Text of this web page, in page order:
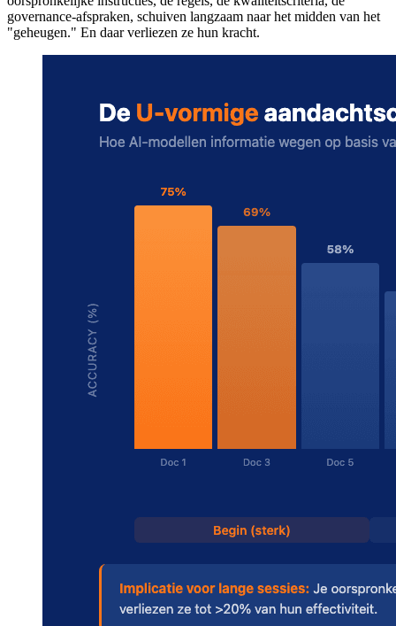
governance-afspraken, schuiven langzaam naar het midden van het
"geheugen." En daar verliezen ze hun kracht.